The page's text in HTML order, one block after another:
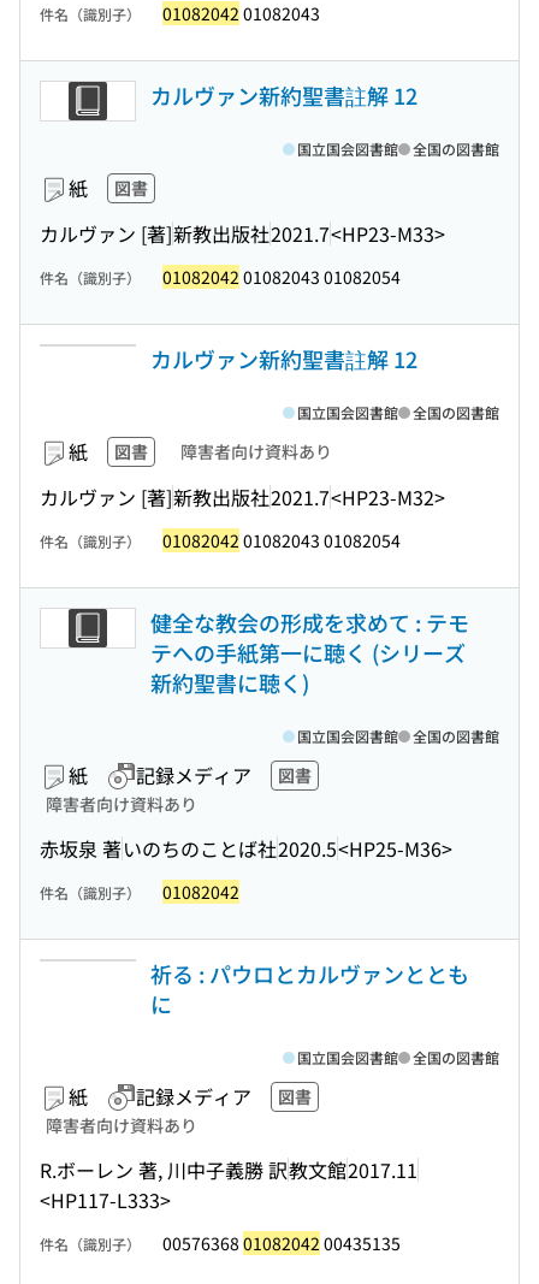
件名（識別子） 01082042 01082043
カルヴァン新約聖書註解 12
紙 図書
カルヴァン [著]新教出版社2021.7<HP23-M33>
国立国会図書館 全国の図書館
件名（識別子） 01082042 01082043 01082054
カルヴァン新約聖書註解 12
紙 図書 障害者向け資料あり
カルヴァン [著]新教出版社2021.7<HP23-M32>
国立国会図書館 全国の図書館
件名（識別子） 01082042 01082043 01082054
健全な教会の形成を求めて : テモ
テへの手紙第一に聴く (シリーズ
新約聖書に聴く)
紙 記録メディア
図書
障害者向け資料あり
赤坂泉 著いのちのことば社2020.5<HP25-M36>
国立国会図書館 全国の図書館
件名（識別子） 01082042
祈る : パウロとカルヴァンととも
に
紙 記録メディア
図書
障害者向け資料あり
R.ボーレン 著, 川中子義勝 訳教文館2017.11
<HP117-L333>
国立国会図書館 全国の図書館
件名（識別子） 00576368 01082042 00435135